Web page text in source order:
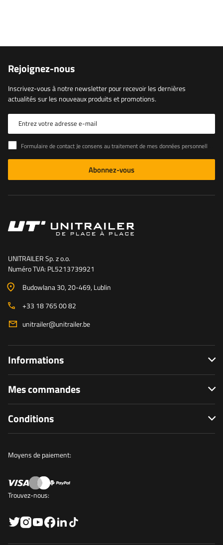
Rejoignez-nous
Inscrivez-vous à notre newsletter pour recevoir les dernières
actualités sur les nouveaux produits et promotions.
Entrez votre adresse e-mail
Formulaire de contact Je consens au traitement de mes données personnelles contenues dans le formulaire de contact conformément au règlement du Parlement européen et du Conseil (UE)
Abonnez-vous
UNITRAILER Sp. z o.o.
Numéro TVA: PL5213739921
Budowlana 30, 20-469, Lublin
+33 18 765 00 82
unitrailer@unitrailer.be
Informations
Mes commandes
Conditions
Moyens de paiement:
Trouvez-nous: